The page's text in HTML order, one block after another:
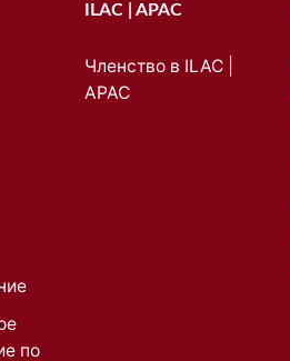
по
ILAC | APAC
Членство в ILAC |
APAC